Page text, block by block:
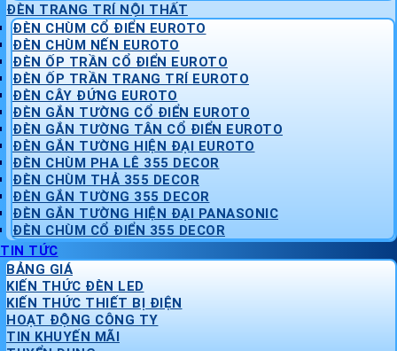
ĐÈN TRANG TRÍ NỘI THẤT
ĐÈN CHÙM CỔ ĐIỂN EUROTO
ĐÈN CHÙM NẾN EUROTO
ĐÈN ỐP TRẦN CỔ ĐIỂN EUROTO
ĐÈN ỐP TRẦN TRANG TRÍ EUROTO
ĐÈN CÂY ĐỨNG EUROTO
ĐÈN GẮN TƯỜNG CỔ ĐIỂN EUROTO
ĐÈN GẮN TƯỜNG TÂN CỔ ĐIỂN EUROTO
ĐÈN GẮN TƯỜNG HIỆN ĐẠI EUROTO
ĐÈN CHÙM PHA LÊ 355 DECOR
ĐÈN CHÙM THẢ 355 DECOR
ĐÈN GẮN TƯỜNG 355 DECOR
ĐÈN GẮN TƯỜNG HIỆN ĐẠI PANASONIC
ĐÈN CHÙM CỔ ĐIỂN 355 DECOR
TIN TỨC
BẢNG GIÁ
KIẾN THỨC ĐÈN LED
KIẾN THỨC THIẾT BỊ ĐIỆN
HOẠT ĐỘNG CÔNG TY
TIN KHUYẾN MÃI